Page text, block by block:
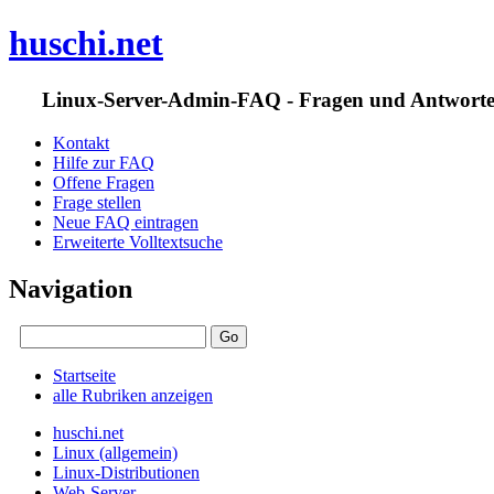
huschi.net
Linux-Server-Admin-FAQ - Fragen und
Kontakt
Hilfe zur FAQ
Offene Fragen
Frage stellen
Neue FAQ eintragen
Erweiterte Volltextsuche
Navigation
Startseite
alle Rubriken anzeigen
huschi.net
Linux (allgemein)
Linux-Distributionen